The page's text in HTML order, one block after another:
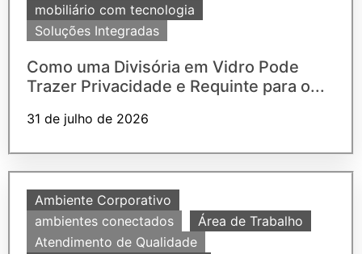
mobiliário com tecnologia
Soluções Integradas
Como uma Divisória em Vidro Pode
Trazer Privacidade e Requinte para o...
31 de julho de 2026
Ambiente Corporativo
ambientes conectados
Área de Trabalho
Atendimento de Qualidade